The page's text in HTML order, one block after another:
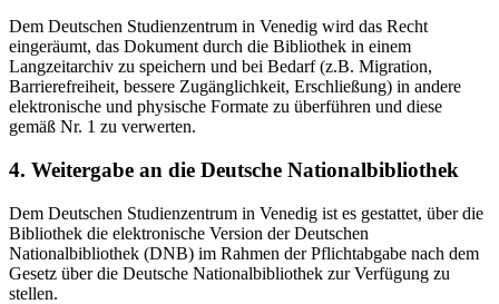
Dem Deutschen Studienzentrum in Venedig wird das Recht
eingeräumt, das Dokument durch die Bibliothek in einem
Langzeitarchiv zu speichern und bei Bedarf (z.B. Migration,
Barrierefreiheit, bessere Zugänglichkeit, Erschließung) in andere
elektronische und physische Formate zu überführen und diese
gemäß Nr. 1 zu verwerten.
4. Weitergabe an die Deutsche Nationalbibliothek
Dem Deutschen Studienzentrum in Venedig ist es gestattet, über die
Bibliothek die elektronische Version der Deutschen
Nationalbibliothek (DNB) im Rahmen der Pflichtabgabe nach dem
Gesetz über die Deutsche Nationalbibliothek zur Verfügung zu
stellen.